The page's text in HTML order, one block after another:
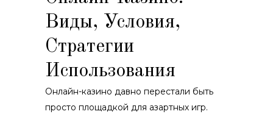
Виды, Условия,
Стратегии
Использования
Онлайн-казино давно перестали быть
просто площадкой для азартных игр.